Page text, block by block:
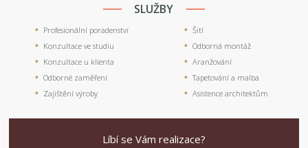
SLUŽBY
Profesionální poradenství
Konzultace ve studiu
Konzultace u klienta
Odborné zaměření
Zajištění výroby
Šití
Odborná montáž
Aranžování
Tapetování a malba
Asistence architektům
Líbí se Vám realizace?